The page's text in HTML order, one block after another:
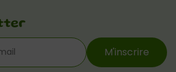
M'inscrire